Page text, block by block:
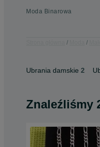
Moda Binarowa
Ubrania damskie 2
Znaleźliśmy